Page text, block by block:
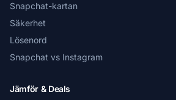
Snapchat-kartan
Säkerhet
Lösenord
Snapchat vs Instagram
Jämför & Deals